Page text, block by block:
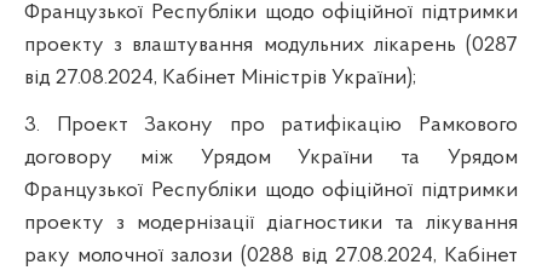
Французької Республіки щодо офіційної підтримки
проекту з влаштування модульних лікарень (0287
від 27.08.2024, Кабінет Міністрів України);
3. Проект Закону про ратифікацію Рамкового
договору між Урядом України та Урядом
Французької Республіки щодо офіційної підтримки
проекту з модернізації діагностики та лікування
раку молочної залози (0288 від 27.08.2024, Кабінет